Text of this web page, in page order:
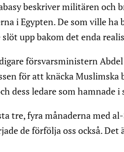
beskriver militären och
i Egypten. De som ville
upp bakom det enda
försvarsministern
för att knäcka
dess ledare som hamnade
tre, fyra månaderna med
de förfölja oss också.